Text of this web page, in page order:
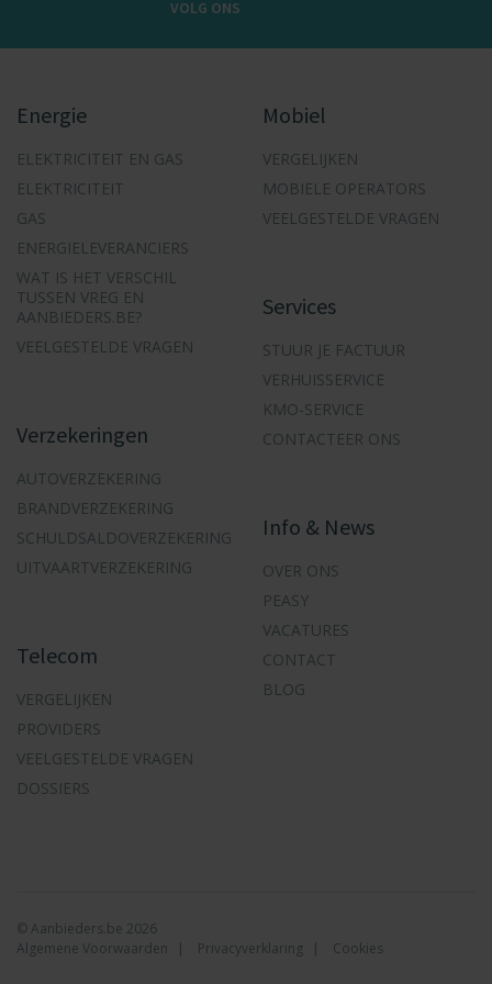
VOLG ONS
Energie
ELEKTRICITEIT EN GAS
ELEKTRICITEIT
GAS
ENERGIELEVERANCIERS
WAT IS HET VERSCHIL
TUSSEN VREG EN
AANBIEDERS.BE?
VEELGESTELDE VRAGEN
Verzekeringen
AUTOVERZEKERING
BRANDVERZEKERING
SCHULDSALDOVERZEKERING
UITVAARTVERZEKERING
Telecom
VERGELIJKEN
PROVIDERS
VEELGESTELDE VRAGEN
DOSSIERS
Mobiel
VERGELIJKEN
MOBIELE OPERATORS
VEELGESTELDE VRAGEN
Services
STUUR JE FACTUUR
VERHUISSERVICE
KMO-SERVICE
CONTACTEER ONS
Info & News
OVER ONS
PEASY
VACATURES
CONTACT
BLOG
© Aanbieders.be 2026
Algemene Voorwaarden
Privacyverklaring Cookies